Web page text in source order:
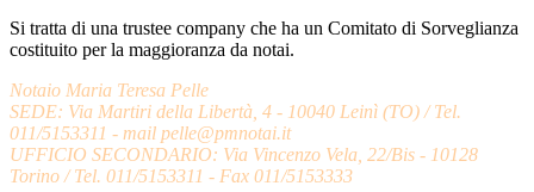
Si tratta di una trustee company che ha un Comitato di Sorveglianza
costituito per la maggioranza da notai.
Notaio Maria Teresa Pelle
SEDE: Via Martiri della Libertà, 4 - 10040 Leinì (TO) / Tel.
011/5153311 - mail pelle@pmnotai.it
UFFICIO SECONDARIO: Via Vincenzo Vela, 22/Bis - 10128
Torino / Tel. 011/5153311 - Fax 011/5153333